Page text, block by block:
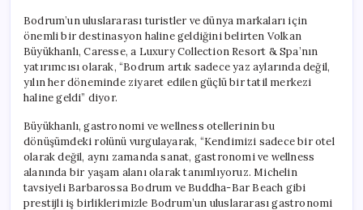
Bodrum’un uluslararası turistler ve dünya markaları için
önemli bir destinasyon haline geldiğini belirten Volkan
Büyükhanlı, Caresse, a Luxury Collection Resort & Spa’nın
yatırımcısı olarak, “Bodrum artık sadece yaz aylarında değil,
yılın her döneminde ziyaret edilen güçlü bir tatil merkezi
haline geldi” diyor.
Büyükhanlı, gastronomi ve wellness otellerinin bu
dönüşümdeki rolünü vurgulayarak, “Kendimizi sadece bir otel
olarak değil, aynı zamanda sanat, gastronomi ve wellness
alanında bir yaşam alanı olarak tanımlıyoruz. Michelin
tavsiyeli Barbarossa Bodrum ve Buddha-Bar Beach gibi
prestijli iş birliklerimizle Bodrum’un uluslararası gastronomi